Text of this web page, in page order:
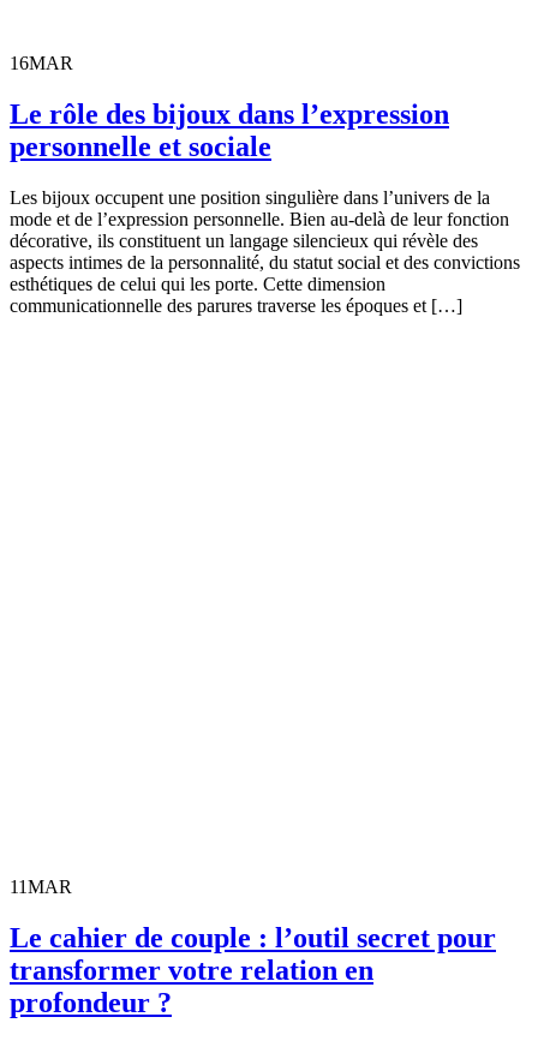
16MAR
Le rôle des bijoux dans l’expression
personnelle et sociale
Les bijoux occupent une position singulière dans l’univers de la
mode et de l’expression personnelle. Bien au-delà de leur fonction
décorative, ils constituent un langage silencieux qui révèle des
aspects intimes de la personnalité, du statut social et des convictions
esthétiques de celui qui les porte. Cette dimension
communicationnelle des parures traverse les époques et […]
11MAR
Le cahier de couple : l’outil secret pour
transformer votre relation en
profondeur ?